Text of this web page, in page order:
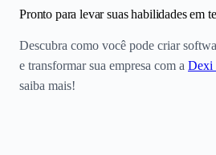
Pronto para levar suas habilidades em
Descubra como você pode criar
e transformar sua empresa com a Dexi
saiba mais!